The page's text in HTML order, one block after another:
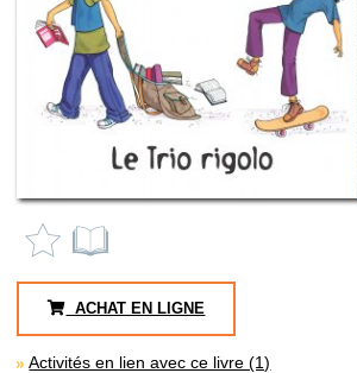
ACHAT EN LIGNE
Activités en lien avec ce livre (1)